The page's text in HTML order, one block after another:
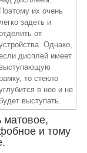
Поэтому их очень
легко задеть и
от
Однако,
дисплей имеет
выступающую
рамку, то стекло
в нее и не
выступать.
матовое,
и тому